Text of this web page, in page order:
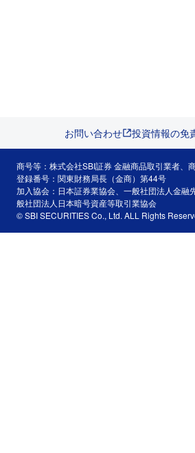
お問い合わせ 投資情報の免
商号等：株式会社SBI証券 金融商品取引業者、
登録番号：関東財務局長（金商）第44号
加入協会：日本証券業協会、一般社団法人金
般社団法人日本暗号資産等取引業協会
© SBI SECURITIES Co., Ltd. ALL Rights